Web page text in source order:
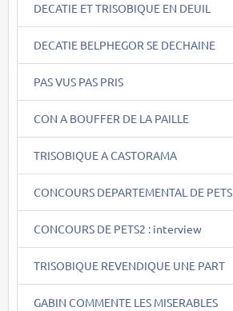
DECATIE ET TRISOBIQUE EN DEUIL
DECATIE BELPHEGOR SE DECHAINE
PAS VUS PAS PRIS
CON A BOUFFER DE LA PAILLE
TRISOBIQUE A CASTORAMA
CONCOURS DEPARTEMENTAL DE PETS
CONCOURS DE PETS2 : interview
TRISOBIQUE REVENDIQUE UNE PART
GABIN COMMENTE LES MISERABLES